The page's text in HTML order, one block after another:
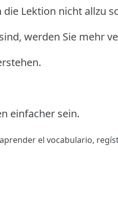
Lektion nicht allzu
werden Sie mehr
einfacher sein.
el vocabulario,